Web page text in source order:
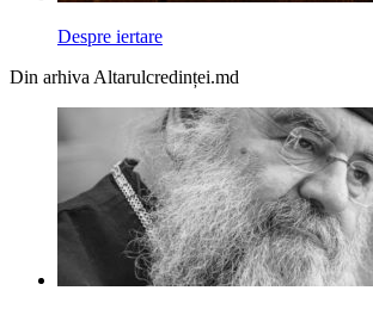
Despre iertare
Din arhiva Altarulcredinței.md